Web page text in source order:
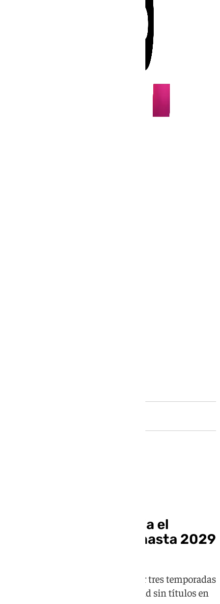
El Real Madrid anuncia el
fichaje de Mourinho hasta 2029
El entrenador portugués firma por tres temporadas
con el objetivo realizar a un Madrid sin títulos en